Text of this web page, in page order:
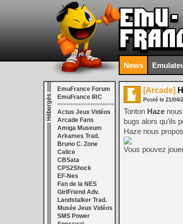
News
EmuFrance Forum
EmuFrance IRC
===================
Actus Jeux Vidéos
Arcade Fans
Amiga Museum
Arkames Trad.
Bruno C. Zone
Calice
CBSata
CPS2Shock
EF-Nes
Fan de la NES
GirlFriend Adv.
Landstalker Trad.
Musée Jeux Vidéos
SMS Power
[Arcade]
Posté le 21/04/
Tonton Haze
bugs alors qu’ils
Haze nous
Vous pouvez